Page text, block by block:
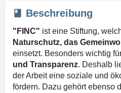
Beschreibung
"FINC" ist eine Stiftung,
Naturschutz, das
einsetzt. Besonders wichtig
und Transparenz. Deshalb
der Arbeit eine soziale und
fördern. Dazu gehört ebenso